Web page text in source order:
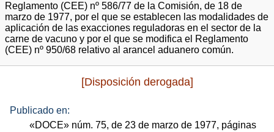
Reglamento (CEE) nº 586/77 de la Comisión, de 18 de
marzo de 1977, por el que se establecen las modalidades de
aplicación de las exacciones reguladoras en el sector de la
carne de vacuno y por el que se modifica el Reglamento
(CEE) nº 950/68 relativo al arancel aduanero común.
[Disposición derogada]
Publicado en:
«DOCE» núm. 75, de 23 de marzo de 1977, páginas